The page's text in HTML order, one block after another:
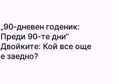
„90-дневен годеник:
Преди 90-те дни“
Двойките: Кой все още
е заедно?